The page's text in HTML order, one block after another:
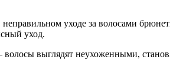
уходе за волосами
уход.
волосы выглядят неухоженными,